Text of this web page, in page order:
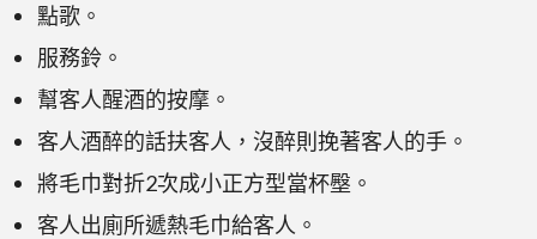
點歌。
服務鈴。
幫客人醒酒的按摩。
客人酒醉的話扶客人，沒醉則挽著客人的手。
將毛巾對折2次成小正方型當杯壂。
客人出廁所遞熱毛巾給客人。